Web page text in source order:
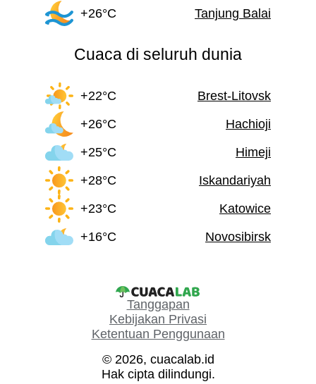
+26°C
Tanjung Balai
Cuaca di seluruh dunia
+22°C
Brest-Litovsk
+26°C
Hachioji
+25°C
Himeji
+28°C
Iskandariyah
+23°C
Katowice
+16°C
Novosibirsk
Tanggapan
Kebijakan Privasi
Ketentuan Penggunaan
© 2026, cuacalab.id
Hak cipta dilindungi.